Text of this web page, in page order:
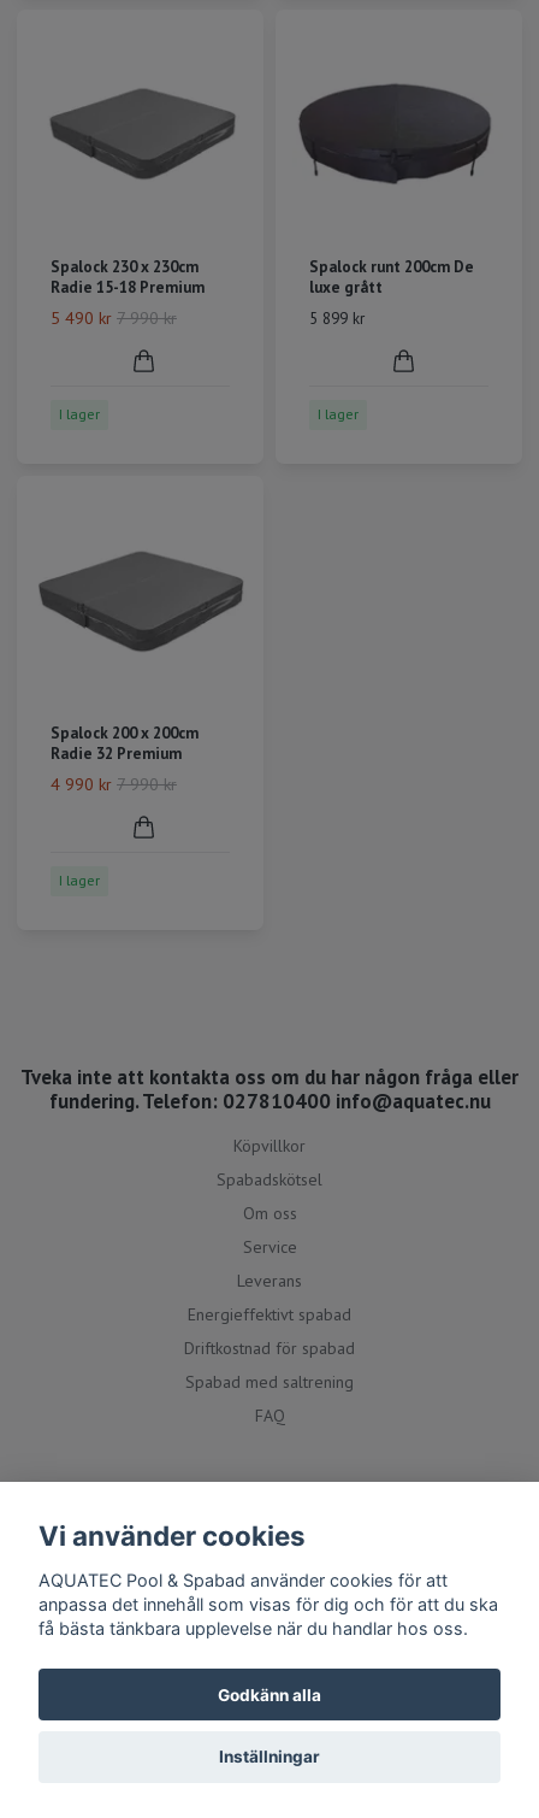
Spalock 230 x 230cm
Radie 15-18 Premium
5 490 kr 7 990 kr
I lager
Spalock runt 200cm De
luxe grått
5 899 kr
I lager
Spalock 200 x 200cm
Radie 32 Premium
4 990 kr 7 990 kr
I lager
Tveka inte att kontakta oss om du har någon fråga eller
fundering. Telefon: 027810400 info@aquatec.nu
Köpvillkor
Spabadskötsel
Om oss
Service
Leverans
Energieffektivt spabad
Driftkostnad för spabad
Spabad med saltrening
FAQ
Vi använder cookies
AQUATEC Pool & Spabad använder cookies för att
anpassa det innehåll som visas för dig och för att du ska
få bästa tänkbara upplevelse när du handlar hos oss.
Godkänn alla
Inställningar